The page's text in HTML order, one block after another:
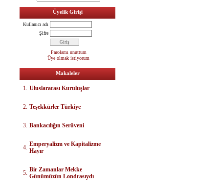
Üyelik Girişi
Kullanıcı adı
Şifre
Parolamı unuttum
Üye olmak istiyorum
Makaleler
1. Uluslararası Kuruluşlar
2. Teşekkürler Türkiye
3. Bankacılığın Serüveni
4. Emperyalizm ve Kapitalizme
Hayır
5. Bir Zamanlar Mekke
Günümüzün Londrasıydı